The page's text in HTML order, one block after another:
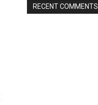
RECENT COMMENTS